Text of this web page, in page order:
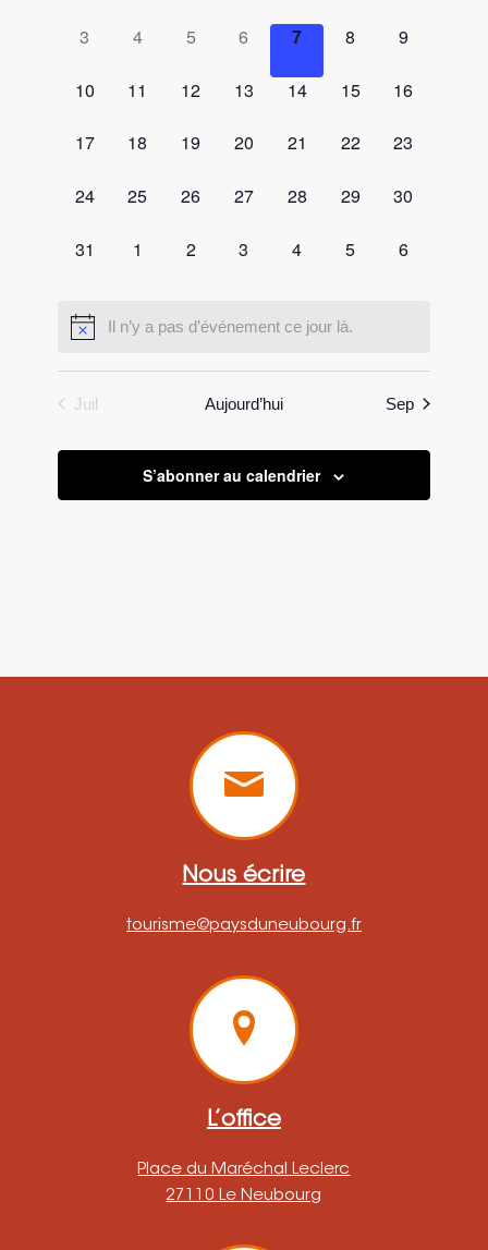
vues
0
3
0
4
0
5
0
6
0
7
0
8
0
9
0
10
0
11
0
12
0
13
0
14
0
15
0
16
0
17
0
18
0
19
0
20
0
21
0
22
0
23
0
24
0
25
0
26
0
27
0
28
0
29
0
30
0
31
0
1
0
2
0
3
0
4
0
5
0
6
Il n’y a pas d’événement ce jour là.
Juil Aujourd’hui Sep
S’abonner au calendrier
Nous écrire
tourisme@paysduneubourg.fr
L’office
Place du Maréchal Leclerc
27110 Le Neubourg